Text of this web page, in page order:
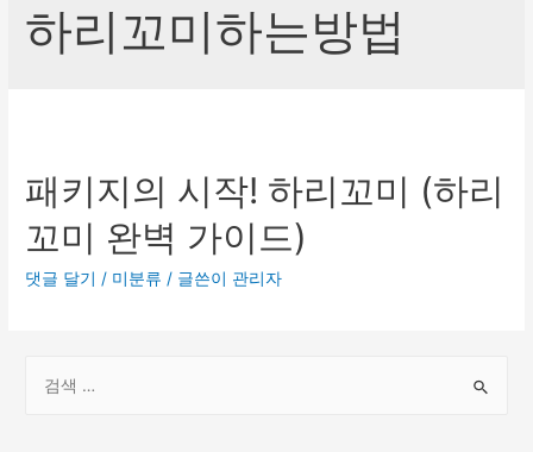
하리꼬미하는방법
패키지의 시작! 하리꼬미 (하리
꼬미 완벽 가이드)
댓글 달기 / 미분류 / 글쓴이 관리자